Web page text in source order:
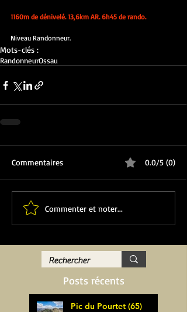
1160m de dénivelé. 13,6km AR. 6h45 de rando.
Niveau Randonneur.
Mots-clés :
RandonneurOssau
Commentaires 0.0/5 (0)
Commenter et noter...
Posts récents
Pic du Pourtet (65)